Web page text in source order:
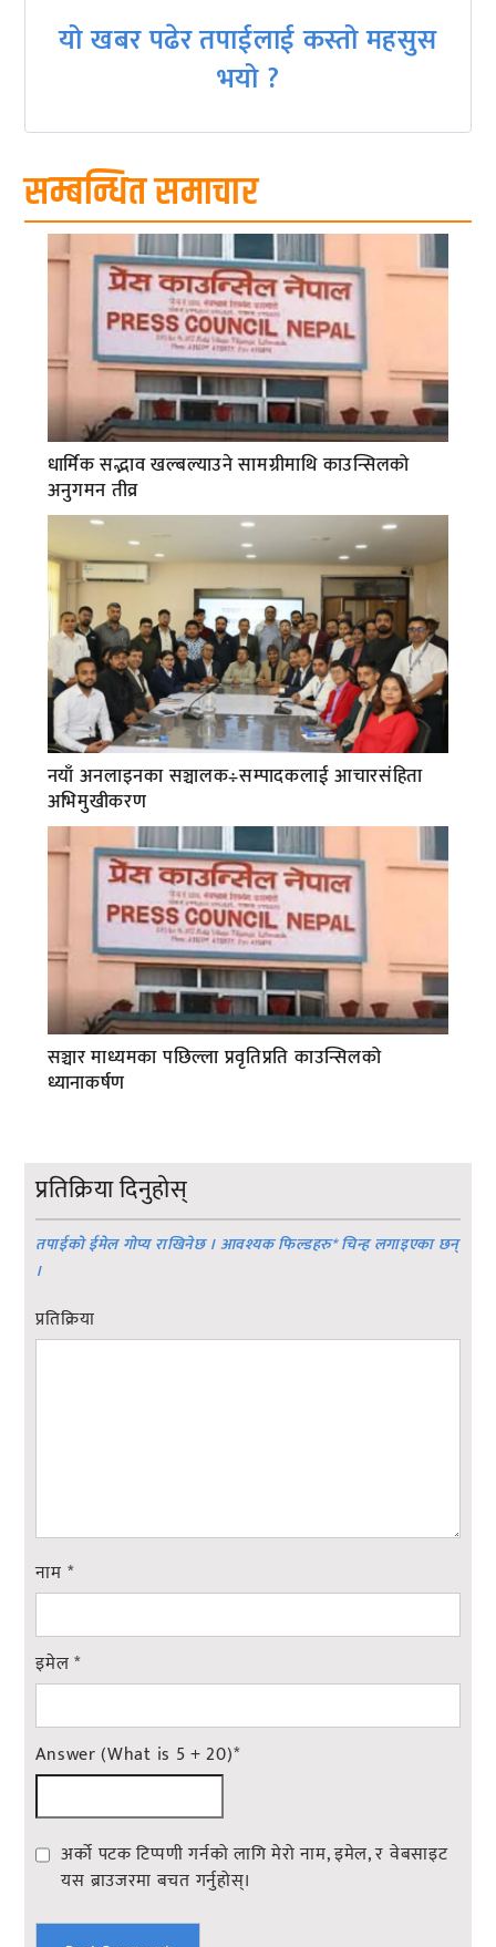
यो खबर पढेर तपाईलाई कस्तो महसुस
भयो ?
सम्बन्धित समाचार
धार्मिक सद्भाव खल्बल्याउने सामग्रीमाथि काउन्सिलको
अनुगमन तीव्र
नयाँ अनलाइनका सञ्चालक÷सम्पादकलाई आचारसंहिता
अभिमुखीकरण
सञ्चार माध्यमका पछिल्ला प्रवृतिप्रति काउन्सिलको
ध्यानाकर्षण
प्रतिक्रिया दिनुहोस्
तपाईको ईमेल गोप्य राखिनेछ । आवश्यक फिल्डहरु*चिन्ह लगाइएका छन्
।
प्रतिक्रिया
नाम *
इमेल*
Answer (What is 5 + 20)*
अर्को पटक टिप्पणी गर्नको लागि मेरो नाम, इमेल, र वेबसाइट
यस ब्राउजरमा बचत गर्नुहोस्।